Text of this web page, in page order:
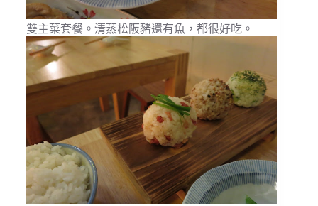
雙主菜套餐。清蒸松阪豬還有魚，都很好吃。